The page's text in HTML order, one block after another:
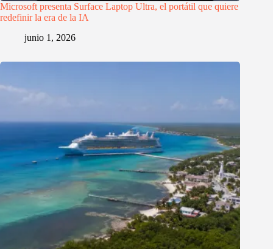
Microsoft presenta Surface Laptop Ultra, el portátil que quiere
redefinir la era de la IA
junio 1, 2026